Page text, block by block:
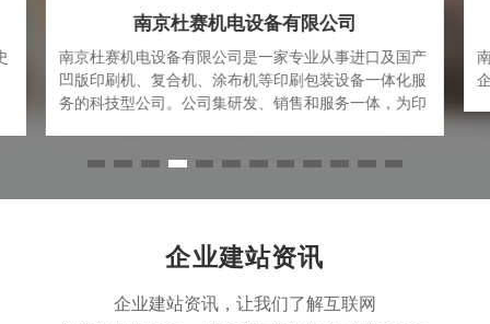
南京杜赛机电设备有限公司
南京杜赛机电设备有限公司是一家专业从事进口及国产
凹版印刷机、复合机、涂布机等印刷包装设备一体化服
务的科技型公司。公司集研发、销售和服务一体，为印
企业建站资讯
企业建站资讯，让我们了解互联网